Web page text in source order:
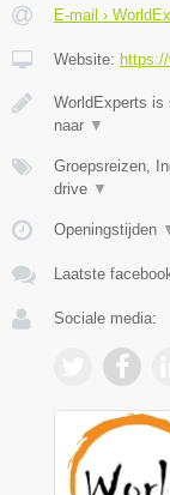
E-mail ›
Website:
WorldExperts is
naar ▼
Groepsreizen,
drive ▼
Openingstijden
Laatste
Sociale media: